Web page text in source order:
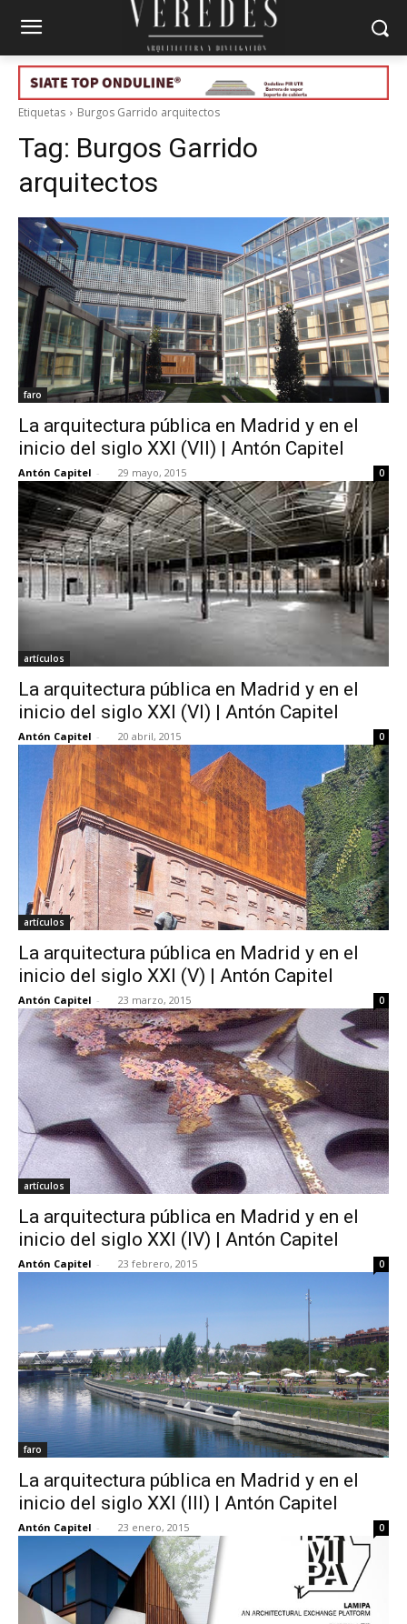
Etiquetas Burgos Garrido arquitectos
Tag: Burgos Garrido
arquitectos
faro
La arquitectura pública en Madrid y en el
inicio del siglo XXI (VII) | Antón Capitel
Antón Capitel - 29 mayo, 2015 0
artículos
La arquitectura pública en Madrid y en el
inicio del siglo XXI (VI) | Antón Capitel
Antón Capitel - 20 abril, 2015 0
artículos
La arquitectura pública en Madrid y en el
inicio del siglo XXI (V) | Antón Capitel
Antón Capitel - 23 marzo, 2015 0
artículos
La arquitectura pública en Madrid y en el
inicio del siglo XXI (IV) | Antón Capitel
Antón Capitel - 23 febrero, 2015 0
faro
La arquitectura pública en Madrid y en el
inicio del siglo XXI (III) | Antón Capitel
Antón Capitel - 23 enero, 2015 0